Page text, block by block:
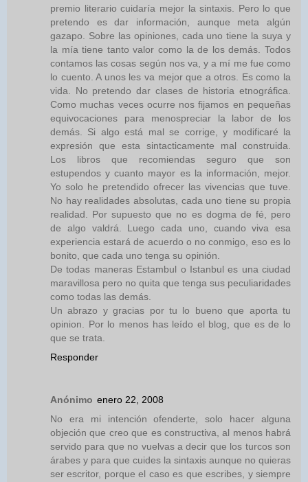
premio literario cuidaría mejor la sintaxis. Pero lo que
pretendo es dar información, aunque meta algún
gazapo. Sobre las opiniones, cada uno tiene la suya y
la mía tiene tanto valor como la de los demás. Todos
contamos las cosas según nos va, y a mí me fue como
lo cuento. A unos les va mejor que a otros. Es como la
vida. No pretendo dar clases de historia etnográfica.
Como muchas veces ocurre nos fijamos en pequeñas
equivocaciones para menospreciar la labor de los
demás. Si algo está mal se corrige, y modificaré la
expresión que esta sintacticamente mal construida.
Los libros que recomiendas seguro que son
estupendos y cuanto mayor es la información, mejor.
Yo solo he pretendido ofrecer las vivencias que tuve.
No hay realidades absolutas, cada uno tiene su propia
realidad. Por supuesto que no es dogma de fé, pero
de algo valdrá. Luego cada uno, cuando viva esa
experiencia estará de acuerdo o no conmigo, eso es lo
bonito, que cada uno tenga su opinión.
De todas maneras Estambul o Istanbul es una ciudad
maravillosa pero no quita que tenga sus peculiaridades
como todas las demás.
Un abrazo y gracias por tu lo bueno que aporta tu
opinion. Por lo menos has leído el blog, que es de lo
que se trata.
Responder
Anónimo enero 22, 2008
No era mi intención ofenderte, solo hacer alguna
objeción que creo que es constructiva, al menos habrá
servido para que no vuelvas a decir que los turcos son
árabes y para que cuides la sintaxis aunque no quieras
ser escritor, porque el caso es que escribes, y siempre